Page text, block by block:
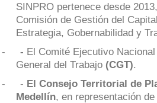
SINPRO pertenece desde
Comisión de Gestión del
Estrategia, Gobernabilidad y
- - El Comité Ejecutivo
General del Trabajo (CGT).
- - El Consejo Territorial de
Medellín, en representación